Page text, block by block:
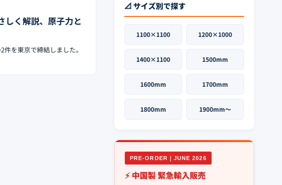
しく解説、原子力と
を東京で締結しました。
📐 サイズ別で探す
1100×1100 1200×1000
1400×1100 1500mm
1600mm 1700mm
1800mm 1900mm〜
PRE-ORDER｜JUNE 2026
⚡ 中国製 緊急輸入販売